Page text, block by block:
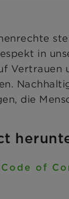
in
Vertrauen
die
Code of